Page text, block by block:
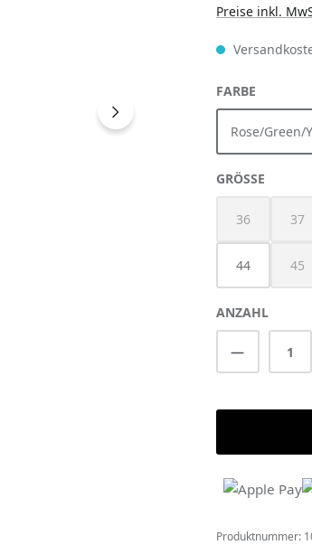
Preise inkl.
FARBE
Rose/Green/
GRÖSSE
36
(Diese
37
44 45
ANZAHL
Produktnummer: